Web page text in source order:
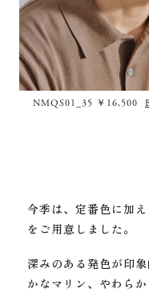
NMQS01_35 ￥16,500
今季は、定番色に加
をご用意しました。
深みのある発色が印象
かなマリン、 やわら